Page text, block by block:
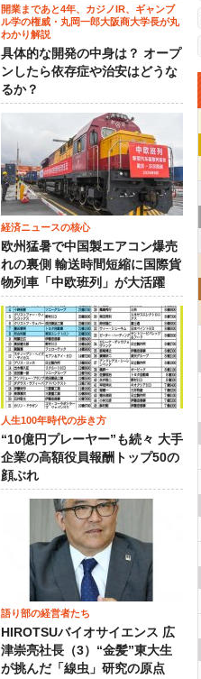
開業まであと4年、カジノIR、ギャンブ
ル学の権威・丸岡一郎大阪商大学長が丸
わかり解説
具体的な開発の中身は？ オープ
ンしたら依存症や治安はどうな
るか？
経済ニュースの核心
欧州猛暑で中国製エアコン爆売
れの裏側 輸送時間短縮に国際貨
物列車「中欧班列」が大活躍
人生100年時代の歩き方
“10億円プレーヤー”も続々 大手
企業の高額役員報酬トップ50の
顔ぶれ
語り部の経営者たち
HIROTSUバイオサイエンス 広
津崇亮社長（3）“金髪”東大生
が挑んだ「線虫」研究の原点